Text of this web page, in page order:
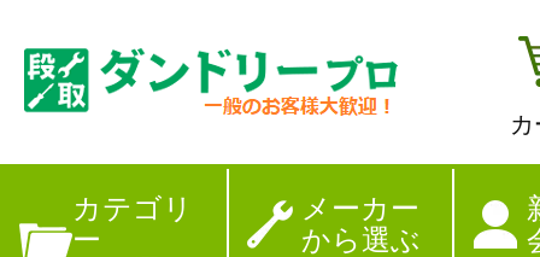
カテゴリ
ー
メーカー
から選ぶ
【夏季休暇のお